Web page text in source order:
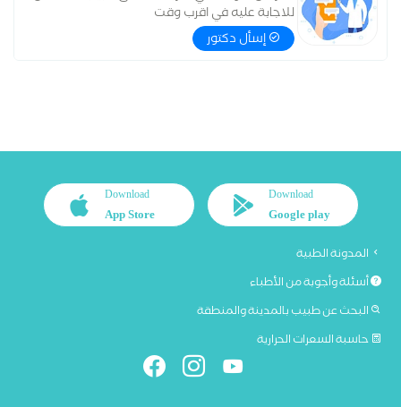
للاجابة عليه في اقرب وقت
إسأل دكتور
Download
Google play
Download
App Store
المدونة الطبية
أسئلة وأجوبة من الأطباء
البحث عن طبيب بالمدينة والمنطقة
حاسبة السعرات الحرارية